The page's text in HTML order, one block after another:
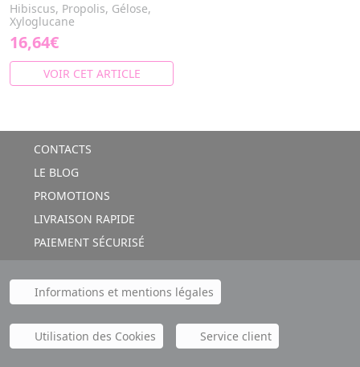
Hibiscus, Propolis, Gélose,
Xyloglucane
16,64€
VOIR CET ARTICLE
CONTACTS
LE BLOG
PROMOTIONS
LIVRAISON RAPIDE
PAIEMENT SÉCURISÉ
Informations et mentions légales
Utilisation des Cookies Service client